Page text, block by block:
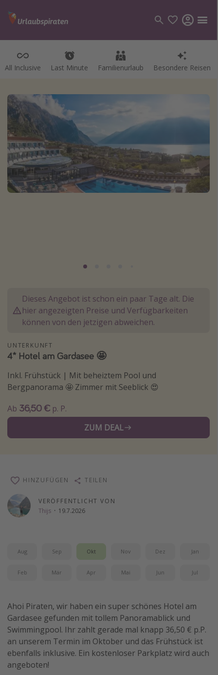
All Inclusive Last Minute Familienurlaub Besondere Reisen
Kategorien
Hotel
Pauschalreisen
Kreuzfahrten
Reiseziele
Alle Reiseziele
Krabi Urlaub
Tulum Urlaub
Sri Lanka Rundreise
Alle Reisethemen
Wellnessurlaub
Disneyland Paris
Roadtrips
Strandurlaub
Gruppenreisen
Hotels in Hamburg
Hotels am Achensee
Weitere Themen
Familienurlaub in der Türkei
Rundreisen in Thailand
Bahnreisen in der Schweiz
Reisepassfreie Reiseziele
Travel Know How
Dieses Angebot ist schon ein paar Tage alt. Die
hier angezeigten Preise und Verfügbarkeiten
können von den jetzigen abweichen.
UNTERKUNFT
4* Hotel am Gardasee 🤩
Inkl. Frühstück | Mit beheiztem Pool und
Bergpanorama 🤩 Zimmer mit Seeblick 😍
Ab 36,50 € p. P.
ZUM DEAL
VERÖFFENTLICHT VON
Thijs · 19.7.2026
HINZUFÜGEN TEILEN
Aug Sep Okt Nov Dez Jan
Feb Mär Apr Mai Jun Jul
Ahoi Piraten, wir haben ein super schönes Hotel am
Gardasee gefunden mit tollem Panoramablick und
Swimmingpool. Ihr zahlt gerade mal knapp 36,50 € p.P.
an unserem Termin im Oktober und das Frühstück ist
ebenfalls inklusive. Ein kostenloser Parkplatz wird auch
angeboten!